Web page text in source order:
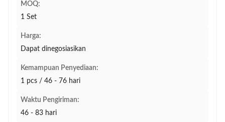
MOQ:
1 Set
Harga:
Dapat dinegosiasikan
Kemampuan Penyediaan:
1 pcs / 46 - 76 hari
Waktu Pengiriman:
46 - 83 hari